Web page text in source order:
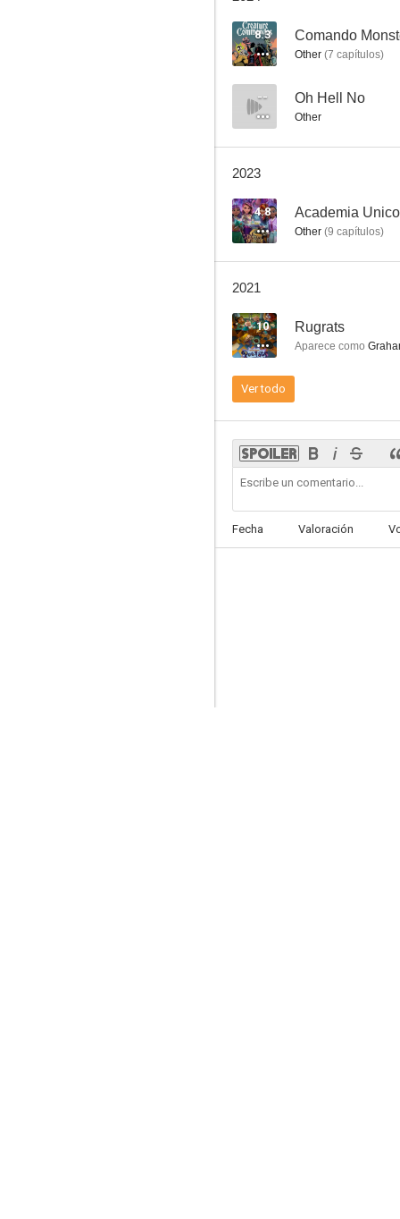
Transformers
10
8.3 Comando
Other (7 capítulos)
-- Oh Hell No
Other
2023
4.8 Academia
Other (9 capítulos)
2021
10 Rugrats
Aparece como
Ver todo
Fecha Valoración